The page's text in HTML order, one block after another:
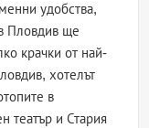
удобства,
Пловдив ще
крачки от най-
хотелът
в
театър и Стария